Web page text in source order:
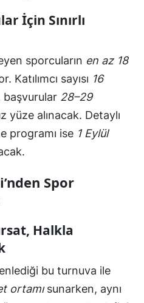
İçin Sınırlı
sporcuların en az 18
Katılımcı sayısı 16
28–29
yüze alınacak. Detaylı
programı ise 1 Eylül
Spor
Halkla
bu turnuva ile
ortamısunarken, aynı